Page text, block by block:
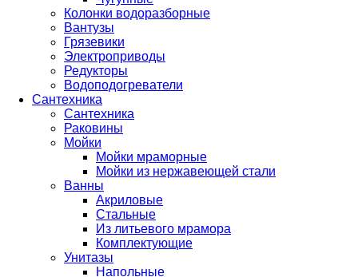
Колонки водоразборные
Вантузы
Грязевики
Электроприводы
Редукторы
Водоподогреватели
Сантехника
Сантехника
Раковины
Мойки
Мойки мраморные
Мойки из нержавеющей стали
Ванны
Акриловые
Стальные
Из литьевого мрамора
Комплектующие
Унитазы
Напольные